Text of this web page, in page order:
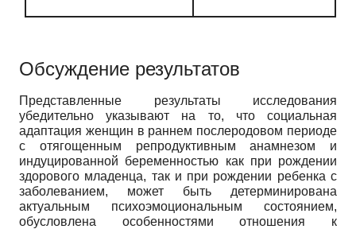
Обсуждение результатов
Представленные результаты исследования
убедительно указывают на то, что социальная
адаптация женщин в раннем послеродовом периоде
с отягощенным репродуктивным анамнезом и
индуцированной беременностью как при рождении
здорового младенца, так и при рождении ребенка с
заболеванием, может быть детерминирована
актуальным психоэмоциональным состоянием,
обусловлена особенностями отношения к